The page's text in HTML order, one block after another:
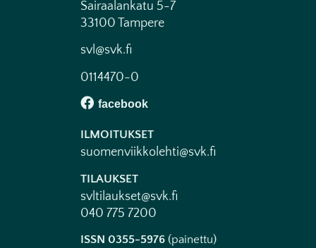
Sairaalankatu 5-7
33100 Tampere
svl@svk.fi
0114470-0
ILMOITUKSET
suomenviikkolehti@svk.fi
TILAUKSET
svltilaukset@svk.fi
040 775 7200
ISSN 0355-5976 (painettu)